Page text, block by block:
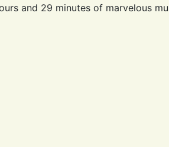
and 29 minutes of marvelous